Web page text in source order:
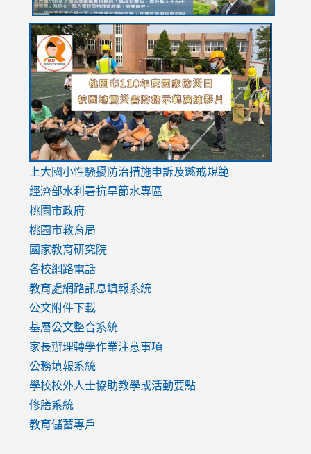
link
to
https://drive.google.com/file/d/
usp=sharing
link
to
https://www.youtube.com/watch?
v=mfpNykQ0g4M
上大國小性騷擾防治措施申訴及懲戒規範
經濟部水利署抗旱節水專區
桃園市政府
桃園市教育局
國家教育研究院
各校網路電話
教育處網路訊息填報系統
公文附件下載
基層公文整合系統
家長辦理轉學作業注意事項
公務填報系統
學校校外人士協助教學或活動要點
修膳系統
教育儲蓄專戶